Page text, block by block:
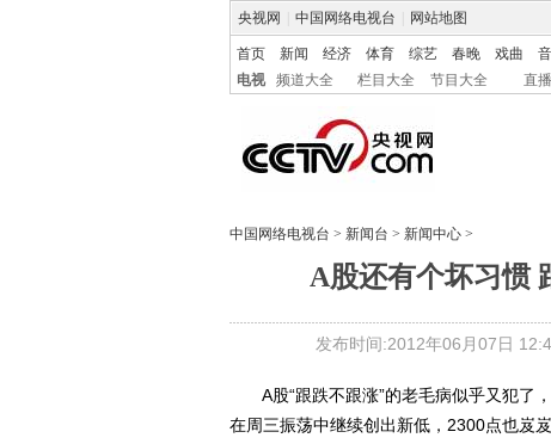
央视网 中国网络电视台 网站地图
首页 新闻 经济 体育 综艺 春晚 戏曲
电视
频道大全 栏目大全 节目大全 直
中国网络电视台 > 新闻台 > 新闻中心 >
A股还有个坏习惯
发布时间:2012年06月07日
A股“跟跌不跟涨”的老毛病似乎又犯了，
在周三振荡中继续创出新低，2300点也岌